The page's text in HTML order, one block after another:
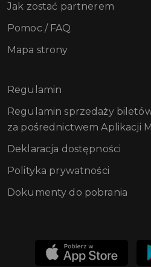
Jak zostać partnerem
Pomoc / FAQ
Mapa strony
Regulamin
Regulamin sprzedaży
za pośrednictwem Aplikacji
Deklaracja dostępności
Polityka prywatności
Dokumenty do pobrania